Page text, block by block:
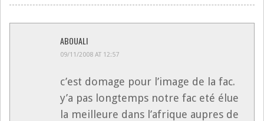
ABOUALI
09/11/2008 AT 12:57
c’est domage pour l’image de la fac.
y’a pas longtemps notre fac eté élue
la meilleure dans l’afrique aupres de